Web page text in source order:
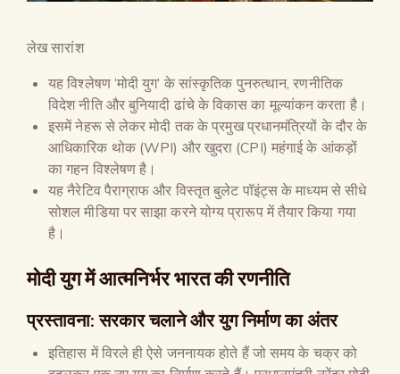
लेख सारांश
यह विश्लेषण ‘मोदी युग’ के सांस्कृतिक पुनरुत्थान, रणनीतिक
विदेश नीति और बुनियादी ढांचे के विकास का मूल्यांकन करता है।
इसमें नेहरू से लेकर मोदी तक के प्रमुख प्रधानमंत्रियों के दौर के
आधिकारिक थोक (WPI) और खुदरा (CPI) महंगाई के आंकड़ों
का गहन विश्लेषण है।
यह नैरेटिव पैराग्राफ और विस्तृत बुलेट पॉइंट्स के माध्यम से सीधे
सोशल मीडिया पर साझा करने योग्य प्रारूप में तैयार किया गया
है।
मोदी युग में आत्मनिर्भर भारत की रणनीति
प्रस्तावना: सरकार चलाने और युग निर्माण का अंतर
इतिहास में विरले ही ऐसे जननायक होते हैं जो समय के चक्र को